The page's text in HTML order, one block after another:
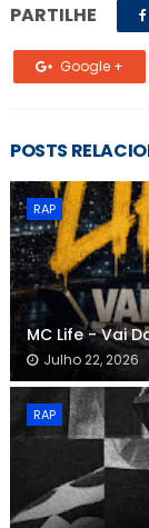
PARTILHE
Google +
POSTS
RAP
MC Life - Vai
Julho 22, 2026
RAP